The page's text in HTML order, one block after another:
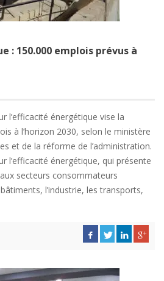
: 150.000 emplois prévus à
l’efficacité énergétique vise la
à l’horizon 2030, selon le ministère
et de la réforme de l’administration.
l’efficacité énergétique, qui présente
secteurs consommateurs
l’industrie, les transports,